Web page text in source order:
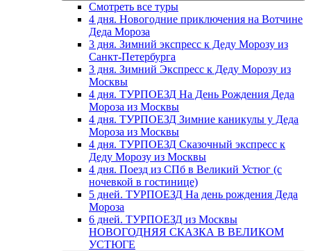
Смотреть все туры
4 дня. Новогодние приключения на Вотчине
Деда Мороза
3 дня. Зимний экспресс к Деду Морозу из
Санкт-Петербурга
3 дня. Зимний Экспресс к Деду Морозу из
Москвы
4 дня. ТУРПОЕЗД На День Рождения Деда
Мороза из Москвы
4 дня. ТУРПОЕЗД Зимние каникулы у Деда
Мороза из Москвы
4 дня. ТУРПОЕЗД Сказочный экспресс к
Деду Морозу из Москвы
4 дня. Поезд из СПб в Великий Устюг (с
ночевкой в гостинице)
5 дней. ТУРПОЕЗД На день рождения Деда
Мороза
6 дней. ТУРПОЕЗД из Москвы
НОВОГОДНЯЯ СКАЗКА В ВЕЛИКОМ
УСТЮГЕ